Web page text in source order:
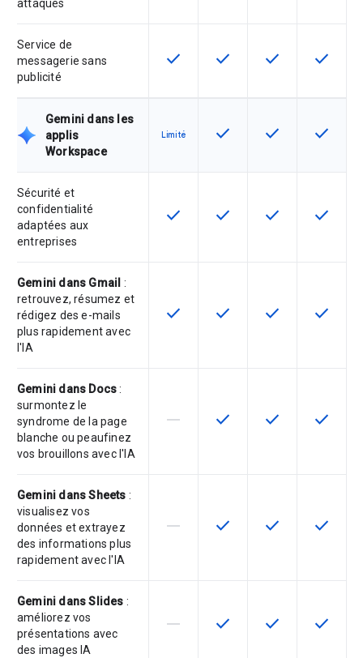
attaques
Service de
messagerie sans
publicité
Cette fonctionnalité est disponible
check Cette fonctionnalité est
check Cette
check Cette
check
Gemini dans les
applis
Workspace
Limité Cette fonctionnalité est
check Cette
check Cette
check
Sécurité et
confidentialité
adaptées aux
entreprises
Cette fonctionnalité est disponible
check Cette fonctionnalité est
check Cette
check Cette
check
Gemini dans Gmail :
retrouvez, résumez et
rédigez des e-mails
plus rapidement avec
l'IA
Cette fonctionnalité est disponible
check Cette fonctionnalité est
check Cette
check Cette
check
Gemini dans Docs:
surmontez le
syndrome de la page
blanche ou peaufinez
vos brouillons avec l'IA
Cette fonctionnalité n'est pas
horizontal_rule Cette fonctionnalité est
check Cette
check Cette
check
Gemini dans Sheets :
visualisez vos
données et extrayez
des informations plus
rapidement avec l'IA
Cette fonctionnalité n'est pas
horizontal_rule Cette fonctionnalité est
check Cette
check Cette
check
Gemini dans Slides :
améliorez vos
présentations avec
des images IA
Cette fonctionnalité n'est pas
horizontal_rule Cette fonctionnalité est
check Cette
check Cette
check